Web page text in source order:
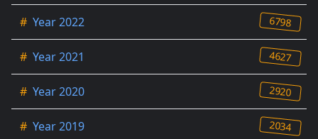
# Year 2022 6798
# Year 2021 4627
# Year 2020 2920
# Year 2019 2034